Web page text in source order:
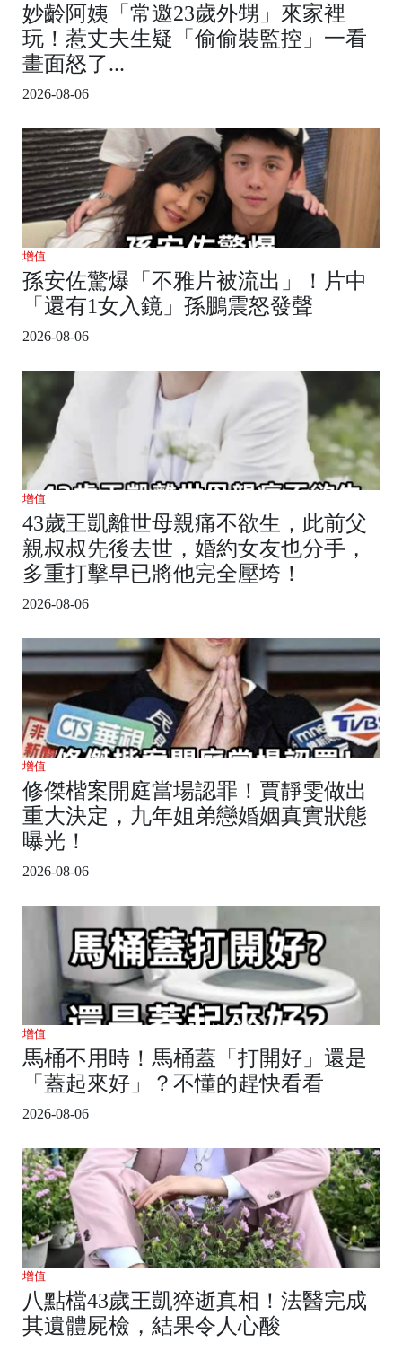
妙齡阿姨「常邀23歲外甥」來家裡
玩！惹丈夫生疑「偷偷裝監控」一看
畫面怒了...
2026-08-06
增值
孫安佐驚爆「不雅片被流出」！片中
「還有1女入鏡」孫鵬震怒發聲
2026-08-06
增值
43歲王凱離世母親痛不欲生，此前父
親叔叔先後去世，婚約女友也分手，
多重打擊早已將他完全壓垮！
2026-08-06
增值
修傑楷案開庭當場認罪！賈靜雯做出
重大決定，九年姐弟戀婚姻真實狀態
曝光！
2026-08-06
增值
馬桶不用時！馬桶蓋「打開好」還是
「蓋起來好」？不懂的趕快看看
2026-08-06
增值
八點檔43歲王凱猝逝真相！法醫完成
其遺體屍檢，結果令人心酸